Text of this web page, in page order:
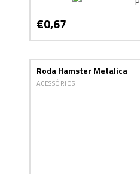
€0,67
Roda Hamster Metalica
ACESSÓRIOS